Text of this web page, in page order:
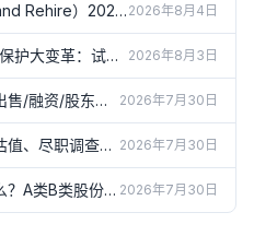
Rehire）2026
渡轮事件催生新
2026年8月4日
护大变革：试用
雇主现在就要准
2026年8月3日
售/融资/股东纠
2026年7月30日
、尽职调查和
）
2026年7月30日
A类B类股份如
）
2026年7月30日